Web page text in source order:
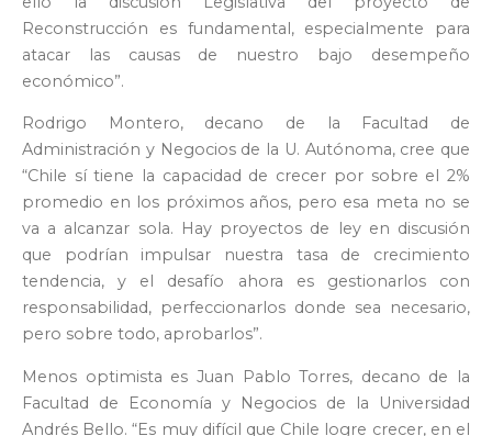
Reconstrucción es fundamental, especialmente para
atacar las causas de nuestro bajo desempeño
económico”.
Rodrigo Montero, decano de la Facultad de
Administración y Negocios de la U. Autónoma, cree que
“Chile sí tiene la capacidad de crecer por sobre el 2%
promedio en los próximos años, pero esa meta no se
va a alcanzar sola. Hay proyectos de ley en discusión
que podrían impulsar nuestra tasa de crecimiento
tendencia, y el desafío ahora es gestionarlos con
responsabilidad, perfeccionarlos donde sea necesario,
pero sobre todo, aprobarlos”.
Menos optimista es Juan Pablo Torres, decano de la
Facultad de Economía y Negocios de la Universidad
Andrés Bello. “Es muy difícil que Chile logre crecer, en el